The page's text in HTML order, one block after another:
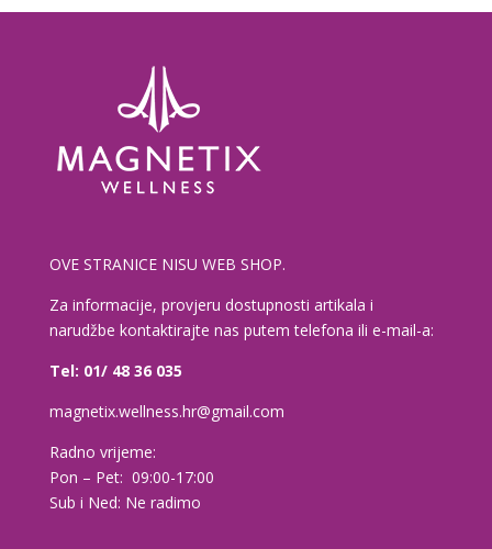
OVE STRANICE NISU WEB SHOP.
Za informacije, provjeru dostupnosti artikala i
narudžbe kontaktirajte nas putem telefona ili e-mail-a:
Tel: 01/ 48 36 035
magnetix.wellness.hr@gmail.com
Radno vrijeme:
Pon – Pet: 09:00-17:00
Sub i Ned: Ne radimo